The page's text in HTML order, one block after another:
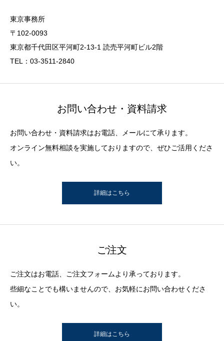
東京事務所
〒102-0093
東京都千代田区平河町2-13-1 読売平河町ビル2階
TEL：03-3511-2840
お問い合わせ・資料請求
お問い合わせ・資料請求はお電話、メールにて承ります。
オンライン無料相談を実施しておりますので、ぜひご活用くださ
い。
詳細はこちら
ご注文
ご注文はお電話、ご注文フォームより承っております。
些細なことでも構いませんので、お気軽にお問い合わせくださ
い。
詳細はこちら